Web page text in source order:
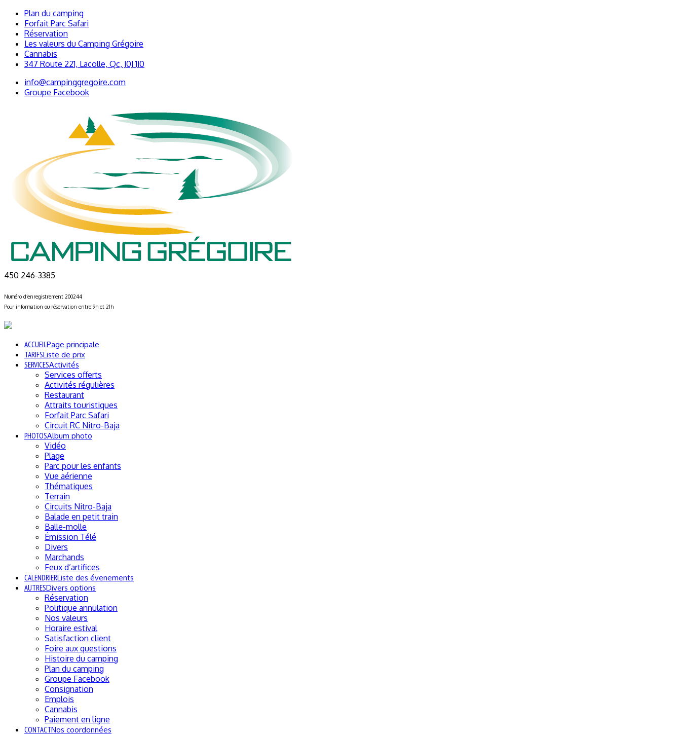
Plan du camping
Forfait Parc Safari
Réservation
Les valeurs du Camping Grégoire
Cannabis
347 Route 221, Lacolle, Qc, J0J 1J0
info@campinggregoire.com
Groupe Facebook
450 246-3385
Numéro d’enregistrement 200244
Pour information ou réservation entre 9h et 21h
ACCUEILPage principale
TARIFSListe de prix
SERVICESActivités
Services offerts
Activités régulières
Restaurant
Attraits touristiques
Forfait Parc Safari
Circuit RC Nitro-Baja
PHOTOSAlbum photo
Vidéo
Plage
Parc pour les enfants
Vue aérienne
Thématiques
Terrain
Circuits Nitro-Baja
Balade en petit train
Balle-molle
Émission Télé
Divers
Marchands
Feux d’artifices
CALENDRIERListe des évenements
AUTRESDivers options
Réservation
Politique annulation
Nos valeurs
Horaire estival
Satisfaction client
Foire aux questions
Histoire du camping
Plan du camping
Groupe Facebook
Consignation
Emplois
Cannabis
Paiement en ligne
CONTACTNos coordonnées